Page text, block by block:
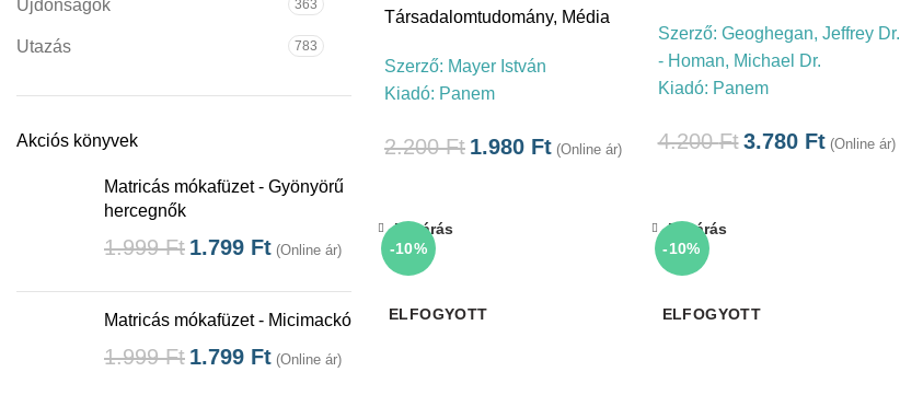
Újdonságok 363
Utazás 783
Akciós könyvek
Matricás mókafüzet - Gyönyörű
hercegnők
1.999Ft 1.799 Ft (Online ár)
Matricás mókafüzet - Micimackó
1.999Ft 1.799 Ft (Online ár)
Társadalomtudomány, Média
Szerző: Mayer István
Kiadó: Panem
2.200Ft 1.980 Ft (Online ár)
Szerző: Geoghegan, Jeffrey Dr.
- Homan, Michael Dr.
Kiadó: Panem
4.200Ft 3.780 Ft (Online ár)
-10%
ELFOGYOTT
Bezárás
-10%
ELFOGYOTT
Bezárás